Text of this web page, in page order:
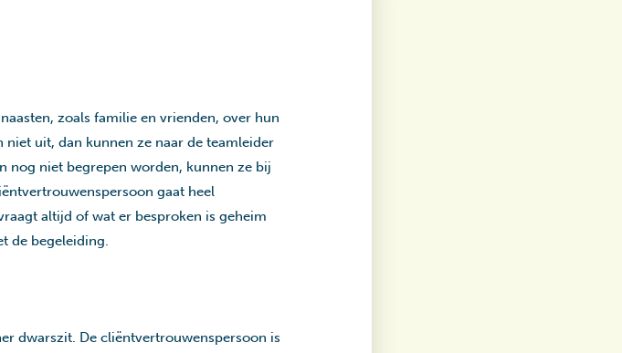
zoals familie en vrienden, over hun
uit, dan kunnen ze naar de teamleider
nog niet begrepen worden, kunnen ze bij
gaat heel
altijd of wat er besproken is geheim
de begeleiding.
dwarszit. De cliëntvertrouwenspersoon is